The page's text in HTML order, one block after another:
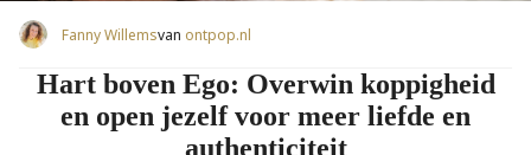
Fanny Willemsvan ontpop.nl
Hart boven Ego: Overwin koppigheid
en open jezelf voor meer liefde en
authenticiteit